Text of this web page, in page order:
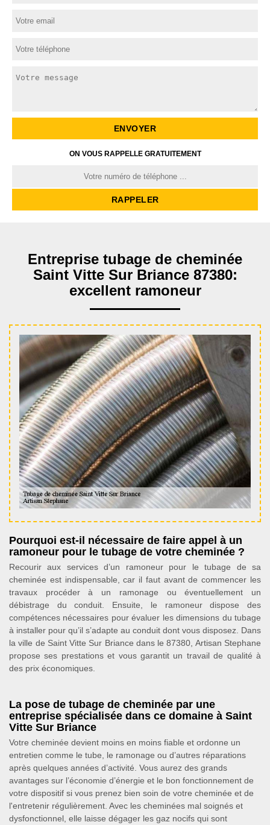
ON VOUS RAPPELLE GRATUITEMENT
Entreprise tubage de cheminée
Saint Vitte Sur Briance 87380:
excellent ramoneur
Pourquoi est-il nécessaire de faire appel à un
ramoneur pour le tubage de votre cheminée ?
Recourir aux services d’un ramoneur pour le tubage de sa
cheminée est indispensable, car il faut avant de commencer les
travaux procéder à un ramonage ou éventuellement un
débistrage du conduit. Ensuite, le ramoneur dispose des
compétences nécessaires pour évaluer les dimensions du tubage
à installer pour qu’il s’adapte au conduit dont vous disposez. Dans
la ville de Saint Vitte Sur Briance dans le 87380, Artisan Stephane
propose ses prestations et vous garantit un travail de qualité à
des prix économiques.
La pose de tubage de cheminée par une
entreprise spécialisée dans ce domaine à Saint
Vitte Sur Briance
Votre cheminée devient moins en moins fiable et ordonne un
entretien comme le tube, le ramonage ou d’autres réparations
après quelques années d’activité. Vous aurez des grands
avantages sur l’économie d’énergie et le bon fonctionnement de
votre dispositif si vous prenez bien soin de votre cheminée et de
l'entretenir régulièrement. Avec les cheminées mal soignés et
dysfonctionnel, elle laisse dégager les gaz nocifs qui sont